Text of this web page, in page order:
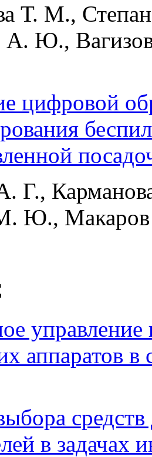
Т. М.,
А. Ю.,
цифровой
Г.,
Ю.,
аппаратов в
в задачах